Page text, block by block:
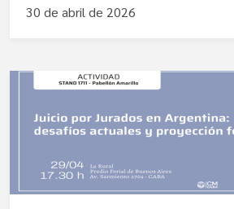
30 de abril de 2026